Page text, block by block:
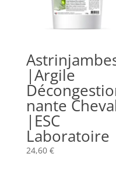
|Argile
nante
|ESC
Laboratoire
24,60 €